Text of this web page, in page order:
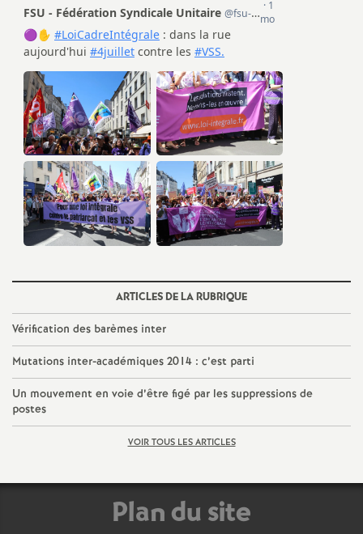
n
e
m
e
n
t
s
d
e
S
e
c
ARTICLES DE LA RUBRIQUE
Vérification des barèmes inter
Mutations inter-académiques 2014 : c’est parti
Un mouvement en voie d’être figé par les suppressions de
postes
VOIR TOUS LES ARTICLES
Plan du site